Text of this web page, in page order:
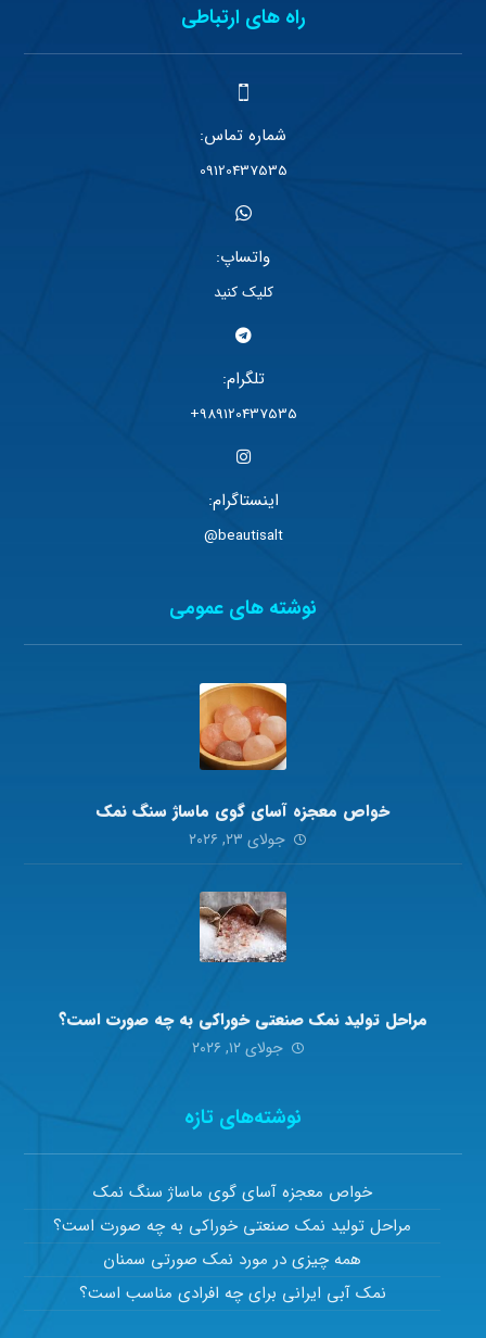
راه های ارتباطی
شماره تماس:
09120437535
واتساپ:
کلیک کنید
تلگرام:
989120437535+
اینستاگرام:
beautisalt@
نوشته های عمومی
خواص معجزه آسای گوی ماساژ سنگ نمک
جولای ۲۳, ۲۰۲۶
مراحل تولید نمک صنعتی خوراکی به چه صورت است؟
جولای ۱۲, ۲۰۲۶
نوشته‌های تازه
خواص معجزه آسای گوی ماساژ سنگ نمک
مراحل تولید نمک صنعتی خوراکی به چه صورت است؟
همه چیزی در مورد نمک صورتی سمنان
نمک آبی ایرانی برای چه افرادی مناسب است؟